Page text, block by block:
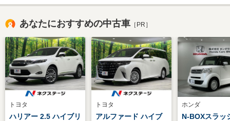
あなたにおすすめの中古車 ［PR］
トヨタ
ハリアー 2.5 ハイブリ
トヨタ
アルファード ハイブ
ホンダ
N-BOXスラッ